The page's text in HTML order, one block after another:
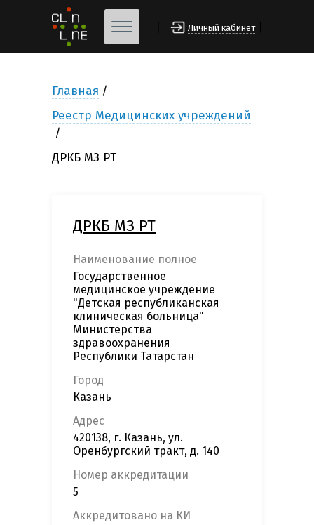
Личный кабинет
Главная
Реестр Медицинских учреждений
ДРКБ МЗ РТ
ДРКБ МЗ РТ
Наименование полное
Государственное
медицинское учреждение
"Детская республиканская
клиническая больница"
Министерства
здравоохранения
Республики Татарстан
Город
Казань
Адрес
420138, г. Казань, ул.
Оренбургский тракт, д. 140
Номер аккредитации
5
Аккредитовано на КИ